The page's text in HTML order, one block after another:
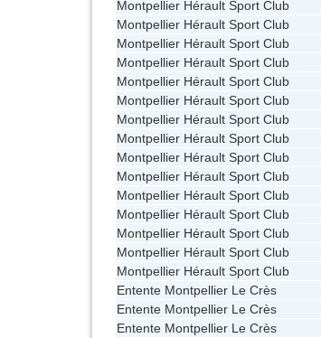
Montpellier Hérault Sport Club
Montpellier Hérault Sport Club
Montpellier Hérault Sport Club
Montpellier Hérault Sport Club
Montpellier Hérault Sport Club
Montpellier Hérault Sport Club
Montpellier Hérault Sport Club
Montpellier Hérault Sport Club
Montpellier Hérault Sport Club
Montpellier Hérault Sport Club
Montpellier Hérault Sport Club
Montpellier Hérault Sport Club
Montpellier Hérault Sport Club
Montpellier Hérault Sport Club
Montpellier Hérault Sport Club
Entente Montpellier Le Crès
Entente Montpellier Le Crès
Entente Montpellier Le Crès